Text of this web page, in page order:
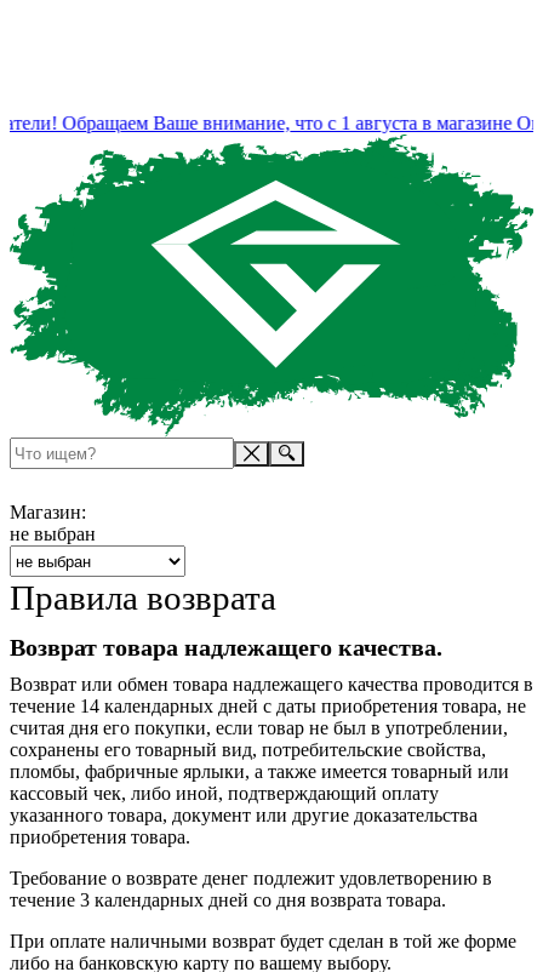
Обращаем Ваше внимание, что с 1 августа в магазине
Магазин:
не выбран
Правила возврата
Возврат товара надлежащего качества.
Возврат или обмен товара надлежащего качества проводится в
течение 14 календарных дней c даты приобретения товара, не
считая дня его покупки, если товар не был в употреблении,
сохранены его товарный вид, потребительские свойства,
пломбы, фабричные ярлыки, а также имеется товарный или
кассовый чек, либо иной, подтверждающий оплату
указанного товара, документ или другие доказательства
приобретения товара.
Требование о возврате денег подлежит удовлетворению в
течение 3 календарных дней со дня возврата товара.
При оплате наличными возврат будет сделан в той же форме
либо на банковскую карту по вашему выбору.